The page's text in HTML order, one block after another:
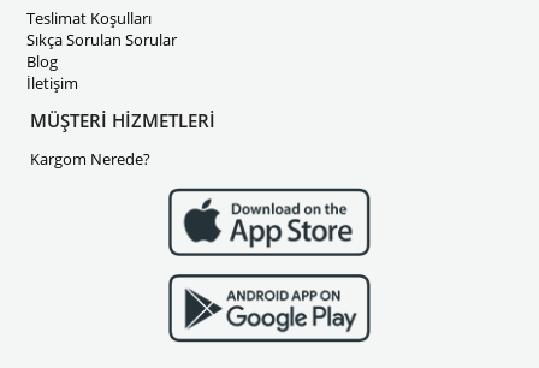
Teslimat Koşulları
Sıkça Sorulan Sorular
Blog
İletişim
MÜŞTERİ HİZMETLERİ
Kargom Nerede?